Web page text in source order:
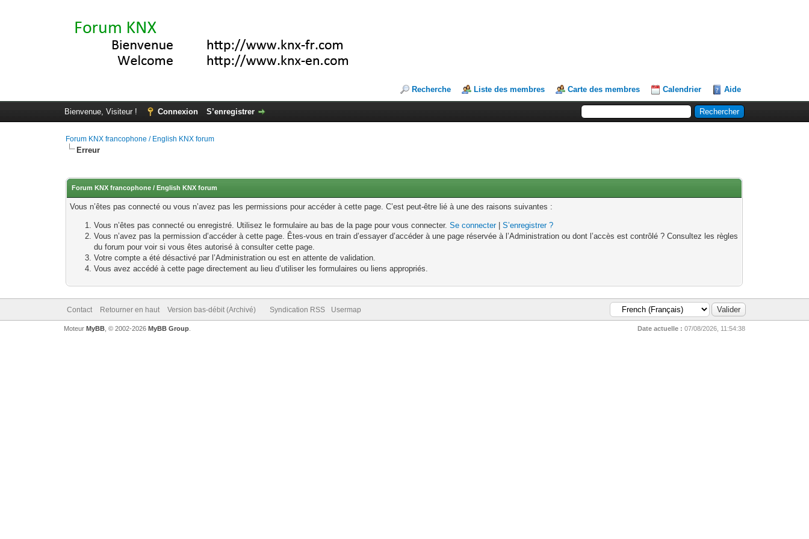
Recherche Liste des membres Carte des membres Calendrier Aide
Bienvenue, Visiteur ! Connexion S’enregistrer
Forum KNX francophone / English KNX forum
Erreur
Forum KNX francophone / English KNX forum
Vous n’êtes pas connecté ou vous n’avez pas les permissions pour accéder à cette page. C’est peut-être lié à une des raisons suivantes :
Vous n’êtes pas connecté ou enregistré. Utilisez le formulaire au bas de la page pour vous connecter.Se connecter|S’enregistrer ?
Vous n’avez pas la permission d’accéder à cette page. Êtes-vous en train d’essayer d’accéder à une page réservée à l’Administration ou dont l’accès est contrôlé ? Consultez les règles
du forum pour voir si vous êtes autorisé à consulter cette page.
Votre compte a été désactivé par l’Administration ou est en attente de validation.
Vous avez accédé à cette page directement au lieu d’utiliser les formulaires ou liens appropriés.
Contact Retourner en haut Version bas-débit (Archivé) Syndication RSS Usermap
Date actuelle : 07/08/2026, 11:54:38
Moteur MyBB, © 2002-2026 MyBB Group.